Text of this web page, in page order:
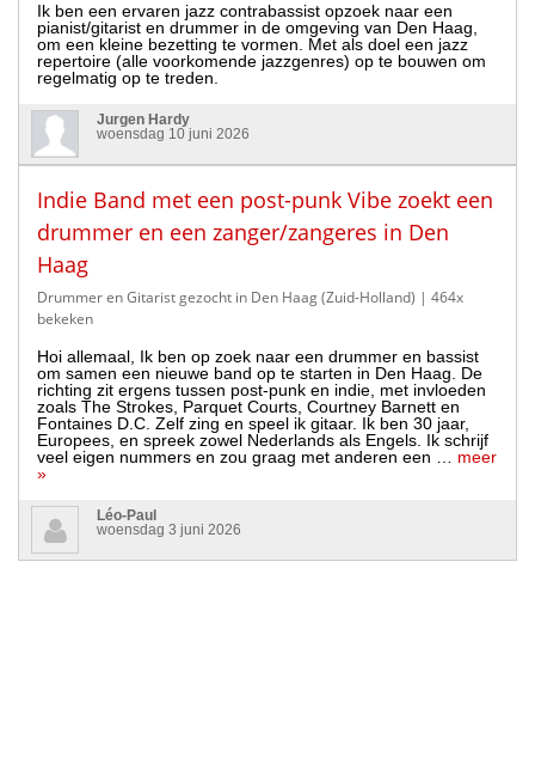
Ik ben een ervaren jazz contrabassist opzoek naar een
pianist/gitarist en drummer in de omgeving van Den Haag,
om een kleine bezetting te vormen. Met als doel een jazz
repertoire (alle voorkomende jazzgenres) op te bouwen om
regelmatig op te treden.
Jurgen Hardy
woensdag 10 juni 2026
Indie Band met een post-punk Vibe zoekt een
drummer en een zanger/zangeres in Den
Haag
Drummer en Gitarist gezocht in Den Haag (Zuid-Holland) | 464x
bekeken
Hoi allemaal, Ik ben op zoek naar een drummer en bassist
om samen een nieuwe band op te starten in Den Haag. De
richting zit ergens tussen post-punk en indie, met invloeden
zoals The Strokes, Parquet Courts, Courtney Barnett en
Fontaines D.C. Zelf zing en speel ik gitaar. Ik ben 30 jaar,
Europees, en spreek zowel Nederlands als Engels. Ik schrijf
veel eigen nummers en zou graag met anderen een … meer
»
Léo-Paul
woensdag 3 juni 2026